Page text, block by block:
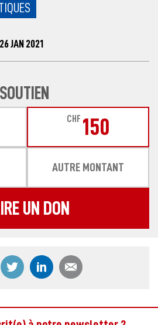
JAN 2021
CHF 150
AUTRE MONTANT
UN DON
Partager ce contenu sur Facebook
Partager ce contenu sur Twitter
Partager ce contenu